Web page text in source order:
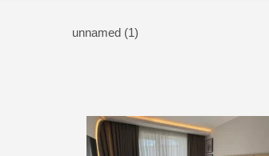
unnamed (1)